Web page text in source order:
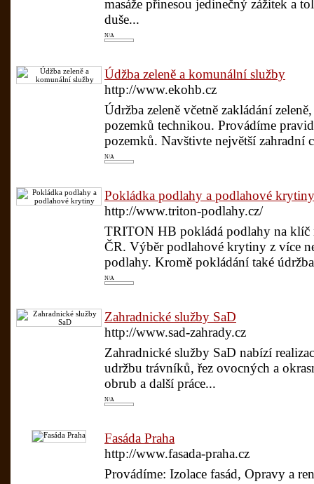
masáže přinesou jedinečný zážitek a
duše...
N/A
Údžba zeleně a komunální služby
http://www.ekohb.cz
Údržba zeleně včetně zakládání
pozemků technikou. Provádíme
pozemků. Navštivte největší zahradní
N/A
Pokládka podlahy a podlahové krytiny
http://www.triton-podlahy.cz/
TRITON HB pokládá podlahy na klíč
ČR. Výběr podlahové krytiny z více
podlahy. Kromě pokládání také
N/A
Zahradnické služby SaD
http://www.sad-zahrady.cz
Zahradnické služby SaD nabízí
udržbu trávníků, řez ovocných a
obrub a další práce...
N/A
Fasáda Praha
http://www.fasada-praha.cz
Provádíme: Izolace fasád, Opravy a